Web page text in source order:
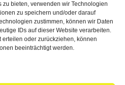
bieten, verwenden wir Technologien
zu speichern und/oder darauf
zustimmen, können wir Daten
IDs auf dieser Website verarbeiten.
oder zurückziehen, können
beeinträchtigt werden.
von Mathieu Hauck
Verlags-GmbH | Postfach 11 10 |